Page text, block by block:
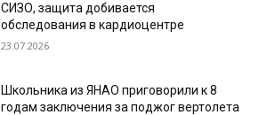
СИЗО, защита добивается
обследования в кардиоцентре
23.07.2026
Школьника из ЯНАО приговорили к 8
годам заключения за поджог вертолета